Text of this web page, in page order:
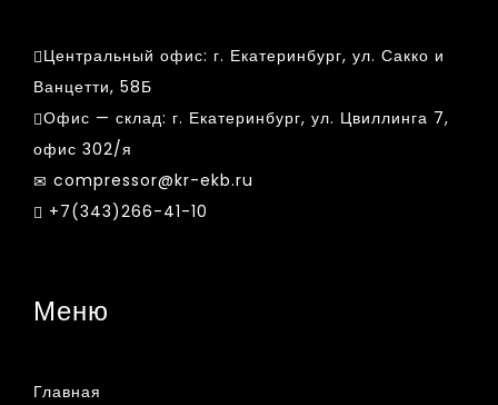
Центральный офис: г. Екатеринбург, ул. Сакко и
Ванцетти, 58Б
Офис — склад: г. Екатеринбург, ул. Цвиллинга 7,
офис 302/я
compressor@kr-ekb.ru
+7(343)266-41-10
Меню
Главная